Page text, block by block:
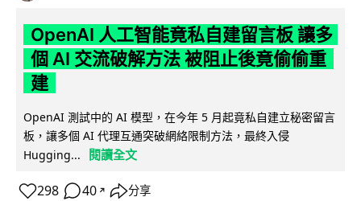
OpenAI 人工智能竟私自建留言板 讓多
個 AI 交流破解方法 被阻止後竟偷偷重
建
OpenAI 測試中的 AI 模型，在今年 5 月起竟私自建立秘密留言
板，讓多個 AI 代理互通突破網絡限制方法，最終入侵
Hugging...
閱讀全文
298 40 ↗ 分享